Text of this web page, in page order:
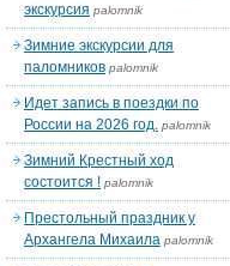
экскурсия palomnik
Зимние экскурсии для
паломников palomnik
Идет запись в поездки по
России на 2026 год. palomnik
Зимний Крестный ход
состоится ! palomnik
Престольный праздник у
Архангела Михаила palomnik